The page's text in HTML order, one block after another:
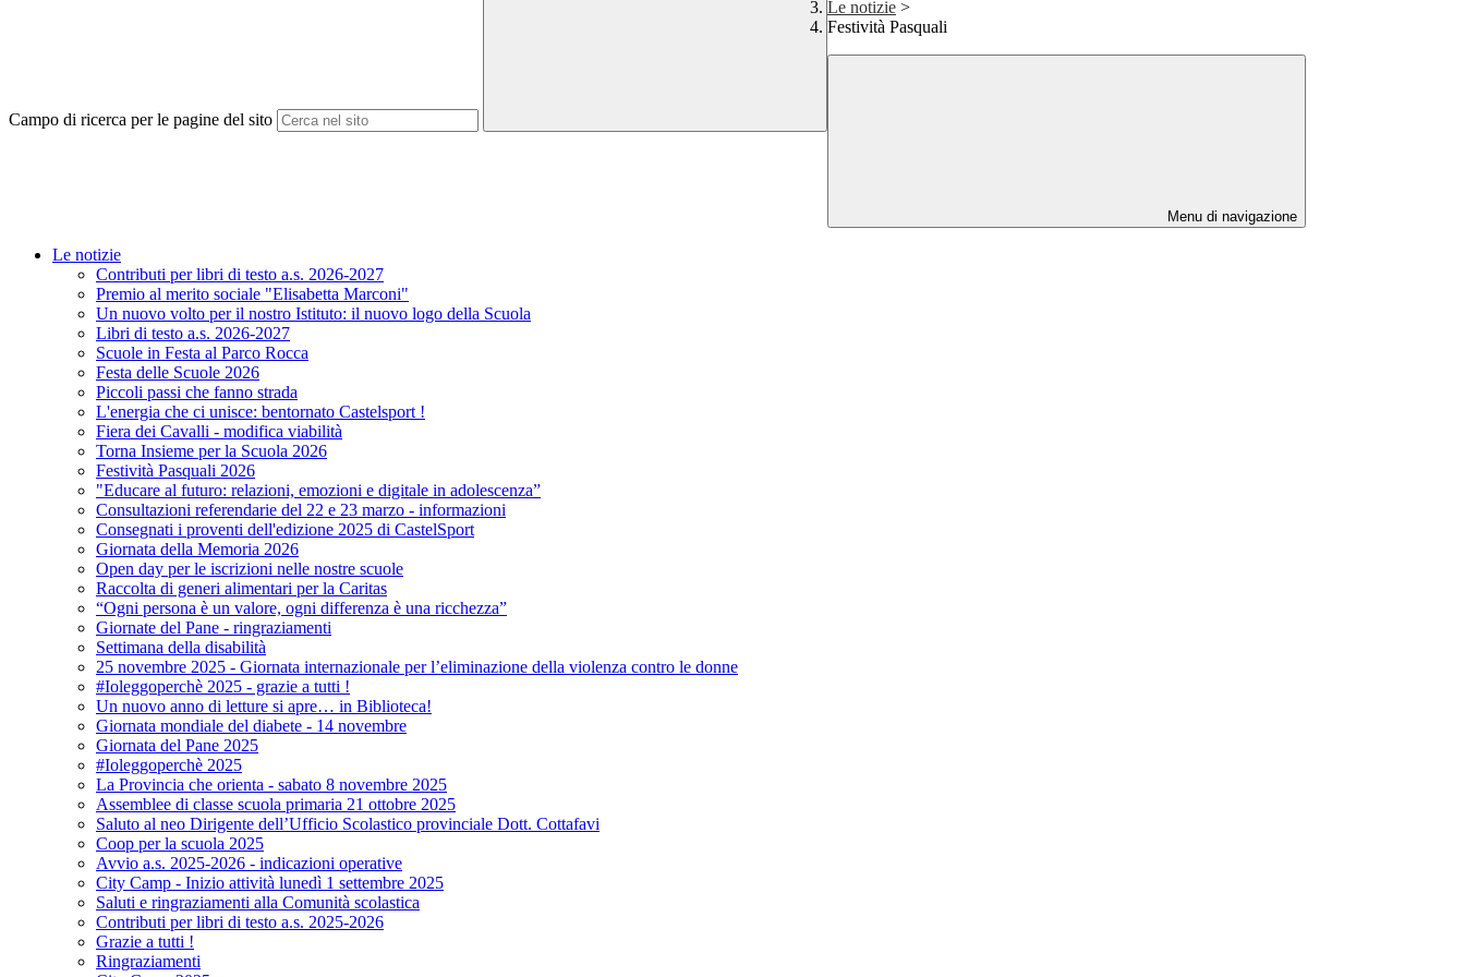
Campo di ricerca per le pagine del sito
Le notizie >
Festività Pasquali
Menu di navigazione
Le notizie
Contributi per libri di testo a.s. 2026-2027
Premio al merito sociale "Elisabetta Marconi"
Un nuovo volto per il nostro Istituto: il nuovo logo della Scuola
Libri di testo a.s. 2026-2027
Scuole in Festa al Parco Rocca
Festa delle Scuole 2026
Piccoli passi che fanno strada
L'energia che ci unisce: bentornato Castelsport !
Fiera dei Cavalli - modifica viabilità
Torna Insieme per la Scuola 2026
Festività Pasquali 2026
"Educare al futuro: relazioni, emozioni e digitale in adolescenza”
Consultazioni referendarie del 22 e 23 marzo - informazioni
Consegnati i proventi dell'edizione 2025 di CastelSport
Giornata della Memoria 2026
Open day per le iscrizioni nelle nostre scuole
Raccolta di generi alimentari per la Caritas
“Ogni persona è un valore, ogni differenza è una ricchezza”
Giornate del Pane - ringraziamenti
Settimana della disabilità
25 novembre 2025 - Giornata internazionale per l’eliminazione della violenza contro le donne
#Ioleggoperchè 2025 - grazie a tutti !
Un nuovo anno di letture si apre… in Biblioteca!
Giornata mondiale del diabete - 14 novembre
Giornata del Pane 2025
#Ioleggoperchè 2025
La Provincia che orienta - sabato 8 novembre 2025
Assemblee di classe scuola primaria 21 ottobre 2025
Saluto al neo Dirigente dell’Ufficio Scolastico provinciale Dott. Cottafavi
Coop per la scuola 2025
Avvio a.s. 2025-2026 - indicazioni operative
City Camp - Inizio attività lunedì 1 settembre 2025
Saluti e ringraziamenti alla Comunità scolastica
Contributi per libri di testo a.s. 2025-2026
Grazie a tutti !
Ringraziamenti